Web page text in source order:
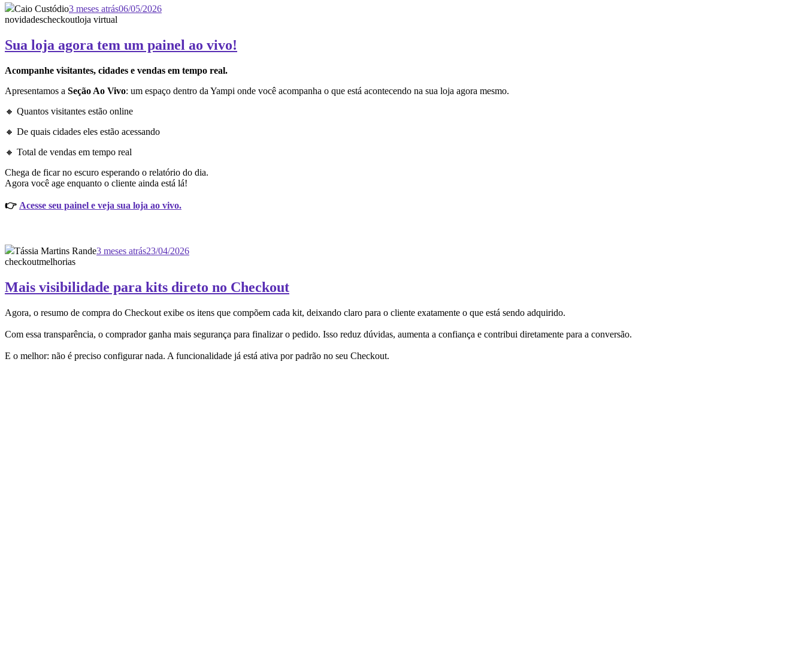
Caio Custódio3 meses atrás06/05/2026
novidadescheckoutloja virtual
Sua loja agora tem um painel ao vivo!
Acompanhe visitantes, cidades e vendas em tempo real.
Apresentamos a Seção Ao Vivo: um espaço dentro da Yampi onde você acompanha o que está acontecendo na sua loja agora mesmo.
🔸 Quantos visitantes estão online
🔸 De quais cidades eles estão acessando
🔸 Total de vendas em tempo real
Chega de ficar no escuro esperando o relatório do dia.
Agora você age enquanto o cliente ainda está lá!
👉 Acesse seu painel e veja sua loja ao vivo.
Tássia Martins Rande3 meses atrás23/04/2026
checkoutmelhorias
Mais visibilidade para kits direto no Checkout
Agora, o resumo de compra do Checkout exibe os itens que compõem cada kit, deixando claro para o cliente exatamente o que está sendo adquirido.
Com essa transparência, o comprador ganha mais segurança para finalizar o pedido. Isso reduz dúvidas, aumenta a confiança e contribui diretamente para a conversão.
E o melhor: não é preciso configurar nada. A funcionalidade já está ativa por padrão no seu Checkout.